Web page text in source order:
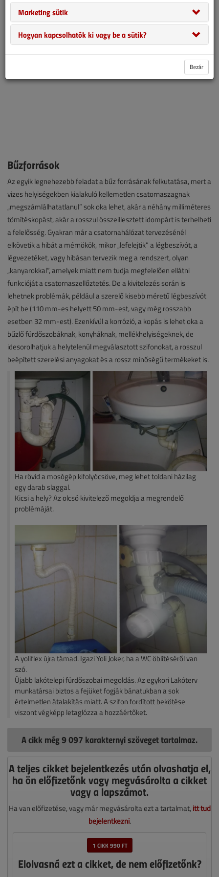
orvoslására.
Bűzforrások
Az egyik legnehezebb feladat a bűz forrásának felkutatása, mert a
vizes helyiségekben kialakuló kellemetlen csatornaszagnak
„megszámlálhatatlanul” sok oka lehet, akár a néhány milliméteres
tömítéskopást, akár a rosszul összeillesztett idompárt is terhelheti
a felelősség. Gyakran már a csatornahálózat tervezésénél
elkövetik a hibát a mérnökök, mikor „lefelejtik” a légbeszívót, a
légvezetéket, vagy hibásan tervezik meg a rendszert, olyan
„kanyarokkal”, amelyek miatt nem tudja megfelelően ellátni
funkcióját a csatornaszellőztetés. De a kivitelezés során is
lehetnek problémák, például a szerelő kisebb méretű légbeszívót
épít be (110 mm-es helyett 50 mm-est, vagy még rosszabb
esetben 32 mm-est). Ezenkívül a korrózió, a kopás is lehet oka a
bűzlő fürdőszobáknak, konyháknak, mellékhelyiségeknek, de
idesorolhatjuk a helytelenül megválasztott szifonokat, a rosszul
beépített szerelési anyagokat és a rossz minőségű termékeket is.
Ha rövid a mosógép kifolyócsöve, meg lehet toldani házilag
egy darab slaggal.
Kicsi a hely? Az olcsó kivitelező megoldja a megrendelő
problémáját.
A yoliflex újra támad. Igazi Yoli Joker, ha a WC öblítéséről van
szó.
Újabb lakótelepi fürdőszobai megoldás. Az egykori Lakóterv
munkatársai biztos a fejüket fogják bánatukban a sok
értelmetlen átalakítás miatt. A szifon fordított bekötése
viszont végképp letaglózza a hozzáértőket.
A cikk még 9 097 karakternyi szöveget tartalmaz.
A teljes cikket bejelentkezés után olvashatja el,
ha ön előfizetőnk vagy megvásárolta a cikket
vagy a lapszámot.
Ha van előfizetése, vagy már megvásárolta ezt a tartalmat, itt tud
bejelentkezni.
1 CIKK 990 FT
Elolvasná ezt a cikket, de nem előfizetőnk?
Marketing sütik
Hogyan kapcsolhatók ki vagy be a sütik?
Bezár